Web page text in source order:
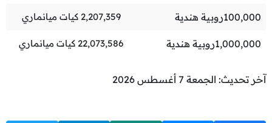
100,000روبية هندية 2,207,359 كيات ميانماري
1,000,000روبية هندية 22,073,586 كيات ميانماري
آخر تحديث: الجمعة 7 أغسطس 2026